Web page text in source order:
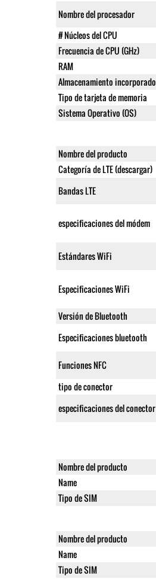
Nombre del procesador
# Núcleos del CPU
Frecuencia de CPU (GHz)
RAM
Almacenamiento incorporado
Tipo de tarjeta de memoria
Sistema Operativo (OS)
Nombre del producto
Categoría de LTE (descargar)
Bandas LTE
especificaciones del módem
Estándares WiFi
Especificaciones WiFi
Versión de Bluetooth
Especificaciones bluetooth
Funciones NFC
tipo de conector
especificaciones del conector
Nombre del producto
Name
Tipo de SIM
Nombre del producto
Name
Tipo de SIM